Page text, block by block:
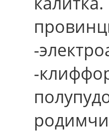
-
-